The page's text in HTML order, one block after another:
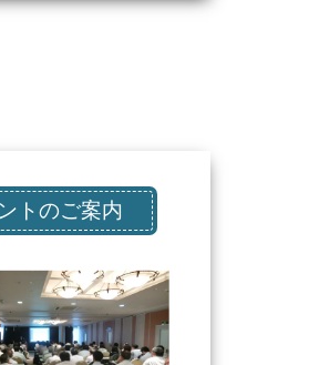
トのご案内